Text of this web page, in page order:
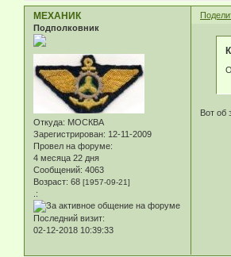
МЕХАНИК
Подполковник
Откуда: МОСКВА
Зарегистрирован: 12-11-2009
Провел на форуме:
4 месяца 22 дня
Сообщений: 4063
Возраст: 68 [1957-09-21]
.:
Последний визит:
02-12-2018 10:39:33
Вот об